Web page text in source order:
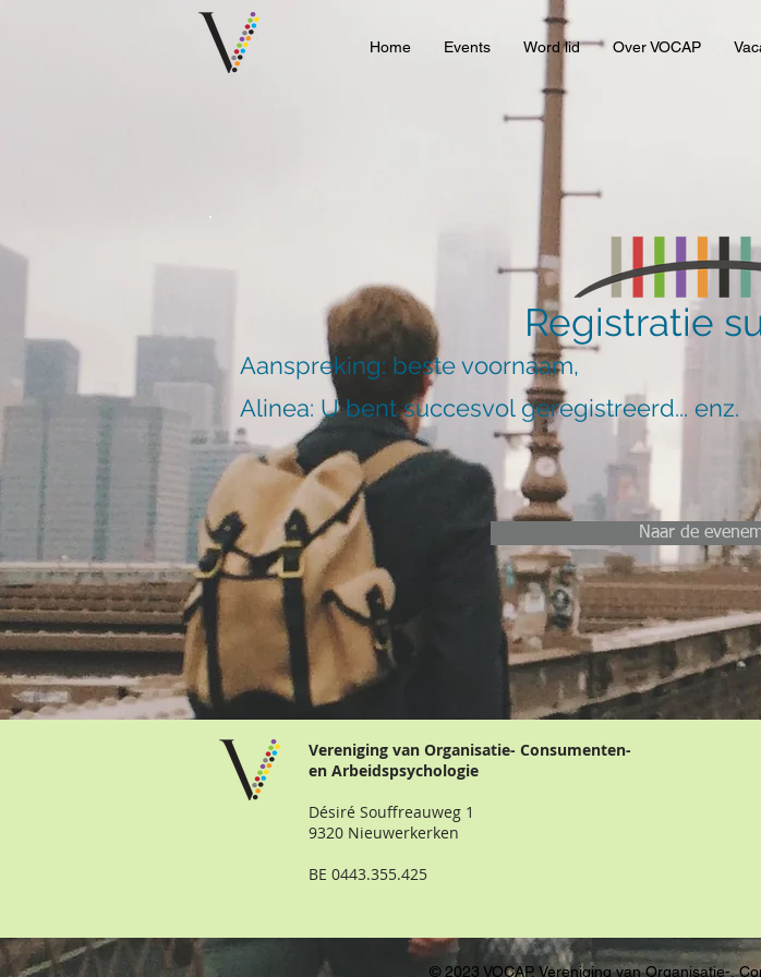
Home Events Word lid Over VOCAP
Registratie
Aanspreking: beste voornaam,
Alinea: U bent succesvol geregistreerd... enz.
Naar de
Vereniging van Organisatie- Consumenten-
en Arbeidspsychologie
Désiré Souffreauweg 1
9320 Nieuwerkerken
BE 0443.355.425
© 2023 VOCAP, Vereniging van Organisatie-,